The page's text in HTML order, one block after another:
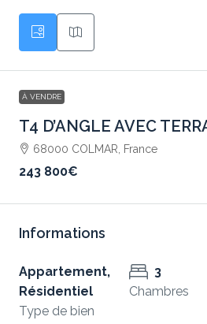
À VENDRE
T4 D’ANGLE AVEC
68000 COLMAR, France
243 800€
Informations
Appartement,
Résidentiel
Type de bien
3
Chambres